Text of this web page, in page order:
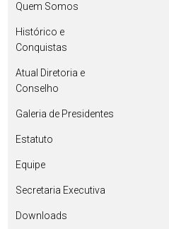
Quem Somos
Histórico e
Conquistas
Atual Diretoria e
Conselho
Galeria de Presidentes
Estatuto
Equipe
Secretaria Executiva
Downloads